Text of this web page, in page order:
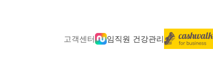
고객센터 임직원 건강관리